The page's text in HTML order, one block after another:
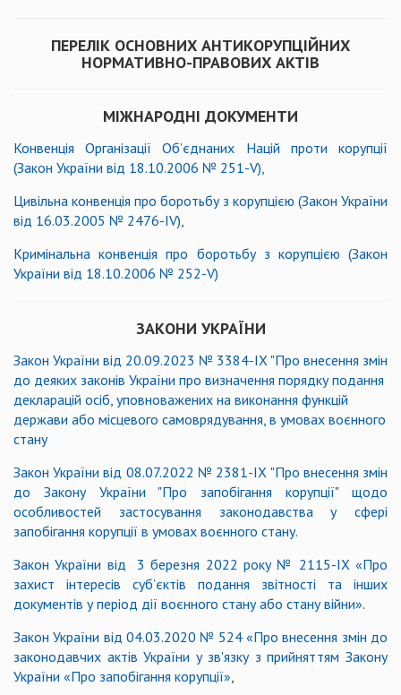
ПЕРЕЛІК ОСНОВНИХ АНТИКОРУПЦІЙНИХ
НОРМАТИВНО-ПРАВОВИХ АКТІВ
МІЖНАРОДНІ ДОКУМЕНТИ
Конвенція Організації Об’єднаних Націй проти корупції
(Закон України від 18.10.2006 № 251-V),
Цивільна конвенція про боротьбу з корупцією (Закон України
від 16.03.2005 № 2476-ІV),
Кримінальна конвенція про боротьбу з корупцією (Закон
України від 18.10.2006 № 252-V)
ЗАКОНИ УКРАЇНИ
Закон України від 20.09.2023 № 3384-IX "Про внесення змін
до деяких законів України про визначення порядку подання
декларацій осіб, уповноважених на виконання функцій
держави або місцевого самоврядування, в умовах воєнного
стану
Закон України від 08.07.2022 № 2381-IX "Про внесення змін
до Закону України "Про запобігання корупції" щодо
особливостей застосування законодавства у сфері
запобігання корупції в умовах воєнного стану.
Закон України від 3 березня 2022 року № 2115-IX «Про
захист інтересів суб’єктів подання звітності та інших
документів у період дії воєнного стану або стану війни».
Закон України від 04.03.2020 № 524 «Про внесення змін до
законодавчих актів України у зв'язку з прийняттям Закону
України «Про запобігання корупції»​,